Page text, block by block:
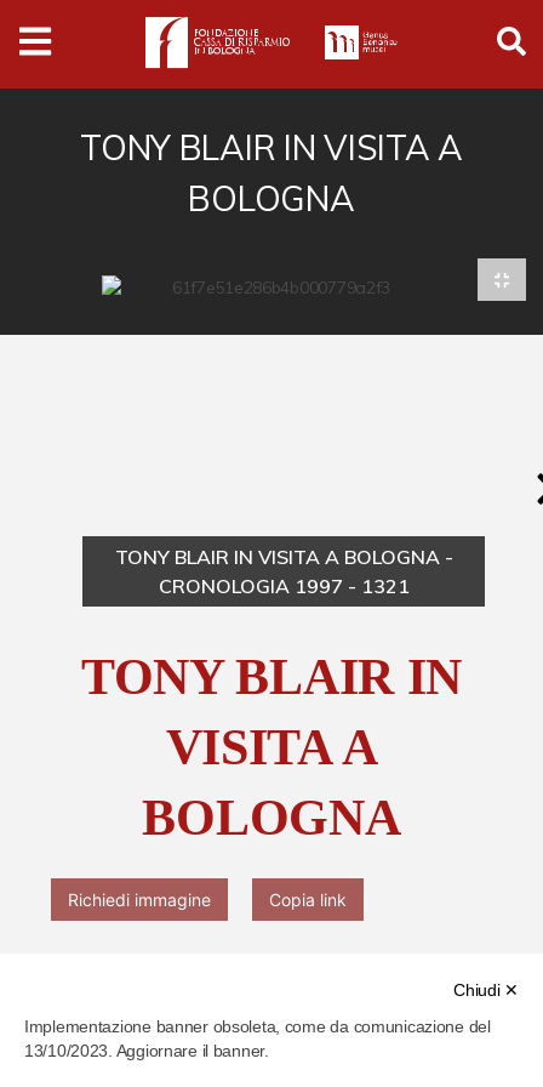
Archivio
Ferrari
Archivio Digitale
Arte e cultura
Musica cinema e spettacolo
Chi è Paolo Ferrari
Contattaci
TONY BLAIR IN VISITA A
BOLOGNA
TONY BLAIR IN VISITA A BOLOGNA -
CRONOLOGIA 1997 - 1321
TONY BLAIR IN
VISITA A
BOLOGNA
Richiedi immagine Copia link
Cod. identificativo
Chiudi ✕
Implementazione banner obsoleta, come da comunicazione del
13/10/2023. Aggiornare il banner.